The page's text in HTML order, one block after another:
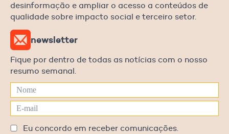
desinformação e ampliar o acesso a conteúdos de
qualidade sobre impacto social e terceiro setor.
newsletter
Fique por dentro de todas as notícias com o nosso
resumo semanal.
Eu concordo em receber comunicações.